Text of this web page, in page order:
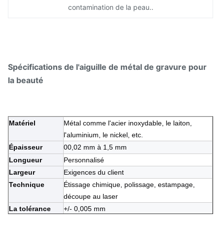
contamination de la peau..
Spécifications de l'aiguille de métal de gravure pour
la beauté
Matériel
Métal comme l'acier inoxydable, le laiton,
l'aluminium, le nickel, etc.
Épaisseur
00,02 mm à 1,5 mm
Longueur
Personnalisé
Largeur
Exigences du client
Technique
Étissage chimique, polissage, estampage,
découpe au laser
La tolérance
+/- 0,005 mm